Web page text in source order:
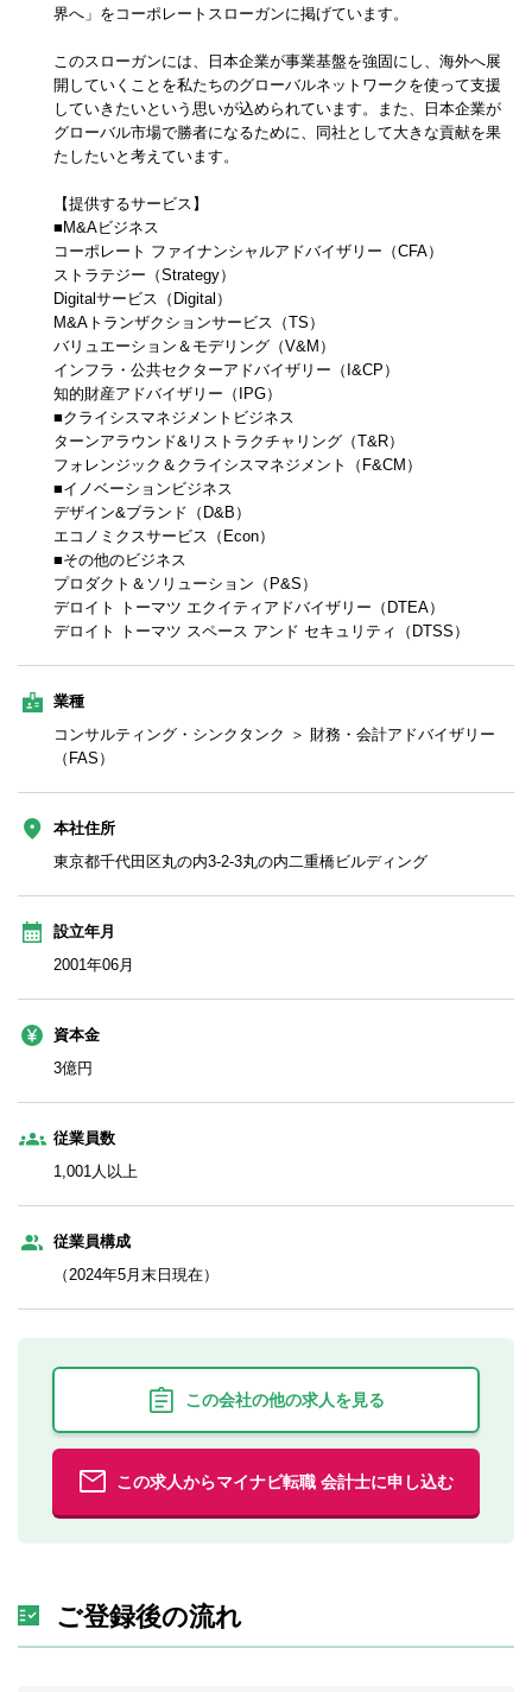
界へ」をコーポレートスローガンに掲げています。
このスローガンには、日本企業が事業基盤を強固にし、海外へ展
開していくことを私たちのグローバルネットワークを使って支援
していきたいという思いが込められています。また、日本企業が
グローバル市場で勝者になるために、同社として大きな貢献を果
たしたいと考えています。
【提供するサービス】
■M&Aビジネス
コーポレート ファイナンシャルアドバイザリー（CFA）
ストラテジー（Strategy）
Digitalサービス（Digital）
M&Aトランザクションサービス（TS）
バリュエーション＆モデリング（V&M）
インフラ・公共セクターアドバイザリー（I&CP）
知的財産アドバイザリー（IPG）
■クライシスマネジメントビジネス
ターンアラウンド&リストラクチャリング（T&R）
フォレンジック＆クライシスマネジメント（F&CM）
■イノベーションビジネス
デザイン&ブランド（D&B）
エコノミクスサービス（Econ）
■その他のビジネス
プロダクト＆ソリューション（P&S）
デロイト トーマツ エクイティアドバイザリー（DTEA）
デロイト トーマツ スペース アンド セキュリティ（DTSS）
業種
コンサルティング・シンクタンク ＞ 財務・会計アドバイザリー
（FAS）
本社住所
東京都千代田区丸の内3-2-3丸の内二重橋ビルディング
設立年月
2001年06月
資本金
3億円
従業員数
1,001人以上
従業員構成
（2024年5月末日現在）
この会社の他の求人を見る
この求人からマイナビ転職 会計士に申し込む
ご登録後の流れ